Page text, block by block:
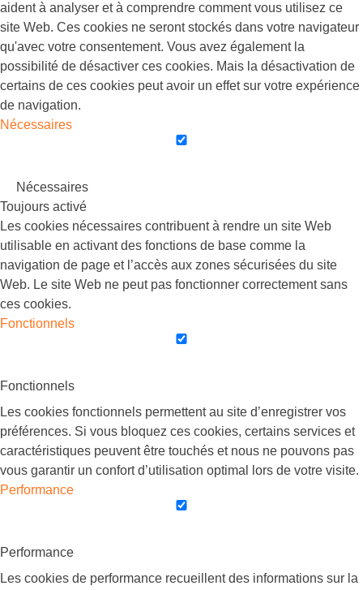
aident à analyser et à comprendre comment vous utilisez ce
site Web. Ces cookies ne seront stockés dans votre navigateur
qu'avec votre consentement. Vous avez également la
possibilité de désactiver ces cookies. Mais la désactivation de
certains de ces cookies peut avoir un effet sur votre expérience
de navigation.
Nécessaires
Nécessaires
Toujours activé
Les cookies nécessaires contribuent à rendre un site Web
utilisable en activant des fonctions de base comme la
navigation de page et l’accès aux zones sécurisées du site
Web. Le site Web ne peut pas fonctionner correctement sans
ces cookies.
Fonctionnels
Fonctionnels
Les cookies fonctionnels permettent au site d’enregistrer vos
préférences. Si vous bloquez ces cookies, certains services et
caractéristiques peuvent être touchés et nous ne pouvons pas
vous garantir un confort d’utilisation optimal lors de votre visite.
Performance
Performance
Les cookies de performance recueillent des informations sur la